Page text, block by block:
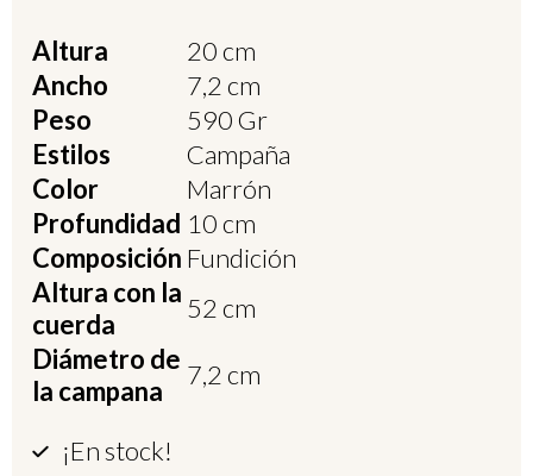
Altura
20 cm
Ancho
7,2 cm
Peso
590 Gr
Estilos
Campaña
Color
Marrón
Profundidad 10 cm
Composición Fundición
Altura con la
cuerda
52 cm
Diámetro de
la campana
7,2 cm
¡En stock!